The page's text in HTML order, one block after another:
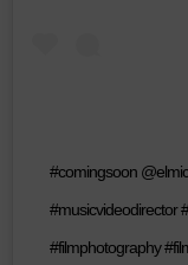
#comingsoon
#musicvideodirector
#filmphotography